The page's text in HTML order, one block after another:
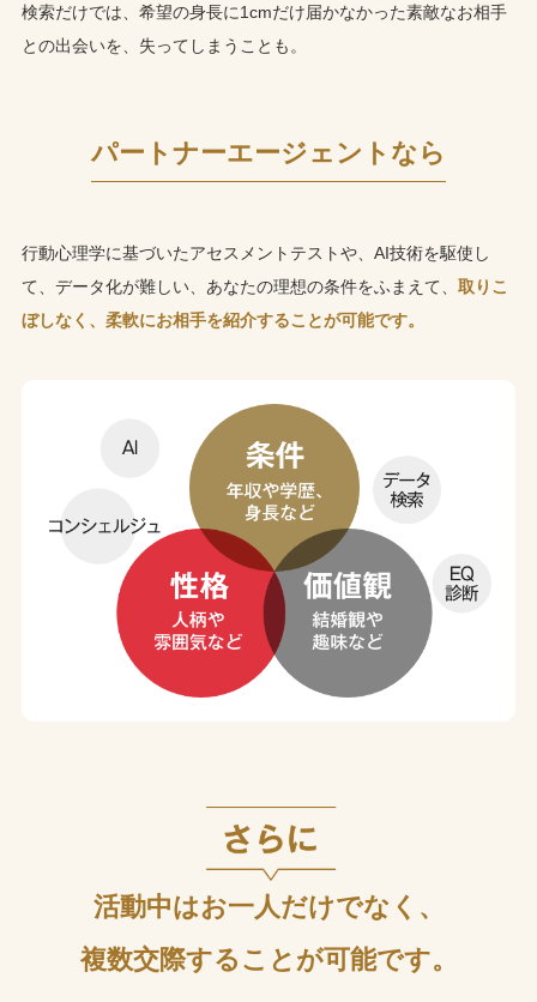
検索だけでは、希望の身長に1cmだけ届かなかった素敵なお相手
との出会いを、失ってしまうことも。
パートナーエージェントなら
行動心理学に基づいたアセスメントテストや、AI技術を駆使し
て、データ化が難しい、あなたの理想の条件をふまえて、 取りこ
ぼしなく、柔軟にお相手を紹介することが可能です。
活動中はお一人だけでなく、
複数交際することが可能です。